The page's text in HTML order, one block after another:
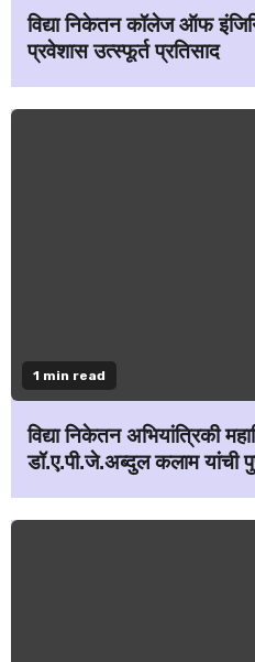
विद्या निकेतन कॉलेज ऑफ
प्रवेशास उत्स्फूर्त प्रतिसाद
1 min read
विद्या निकेतन अभियांत्रिकी
डॉ.ए.पी.जे.अब्दुल कलाम यांची